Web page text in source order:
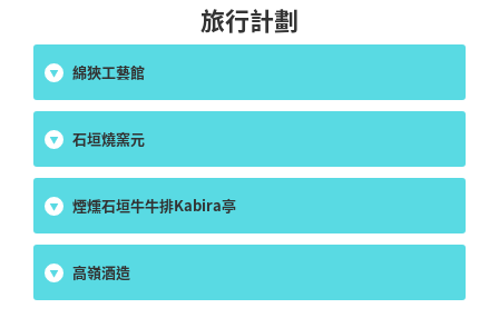
旅行計劃
綿狹工藝館
石垣燒窯元
煙燻石垣牛牛排Kabira亭
高嶺酒造